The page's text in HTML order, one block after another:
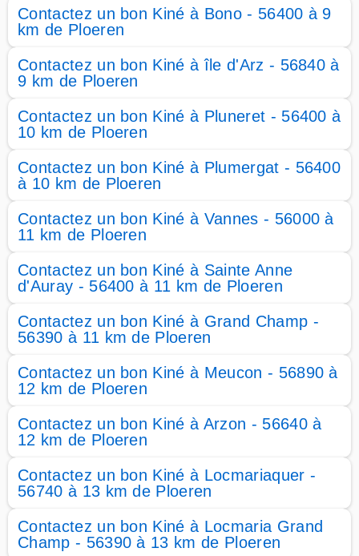
Contactez un bon Kiné à Bono - 56400 à 9
km de Ploeren
Contactez un bon Kiné à île d'Arz - 56840 à
9 km de Ploeren
Contactez un bon Kiné à Pluneret - 56400 à
10 km de Ploeren
Contactez un bon Kiné à Plumergat - 56400
à 10 km de Ploeren
Contactez un bon Kiné à Vannes - 56000 à
11 km de Ploeren
Contactez un bon Kiné à Sainte Anne
d'Auray - 56400 à 11 km de Ploeren
Contactez un bon Kiné à Grand Champ -
56390 à 11 km de Ploeren
Contactez un bon Kiné à Meucon - 56890 à
12 km de Ploeren
Contactez un bon Kiné à Arzon - 56640 à
12 km de Ploeren
Contactez un bon Kiné à Locmariaquer -
56740 à 13 km de Ploeren
Contactez un bon Kiné à Locmaria Grand
Champ - 56390 à 13 km de Ploeren